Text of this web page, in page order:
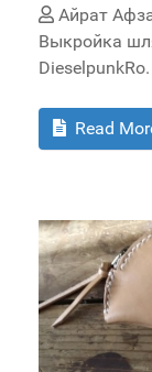
Айрат
Выкройка
DieselpunkRo.
Read